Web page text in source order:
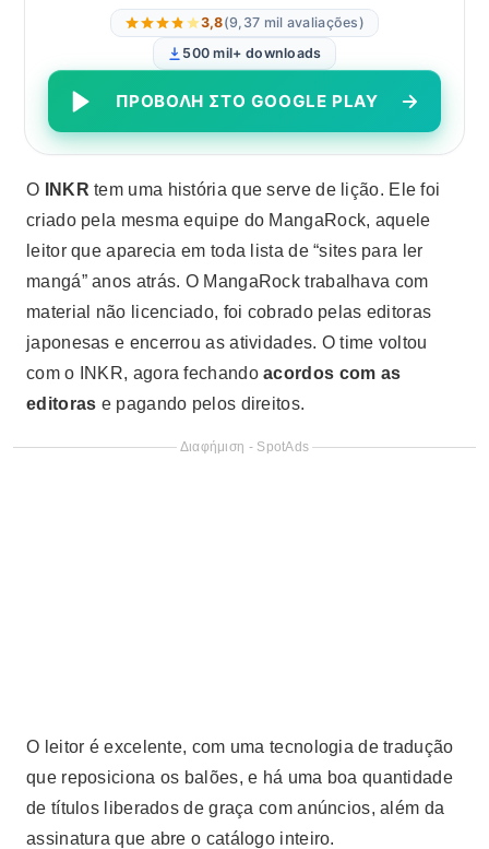
3,8(9,37 mil avaliações)
500 mil+ downloads
ΠΡΟΒΟΛΉ ΣΤΟ GOOGLE PLAY
Ο INKR tem uma história que serve de lição. Ele foi
criado pela mesma equipe do MangaRock, aquele
leitor que aparecia em toda lista de “sites para ler
mangá” anos atrás. O MangaRock trabalhava com
material não licenciado, foi cobrado pelas editoras
japonesas e encerrou as atividades. O time voltou
com o INKR, agora fechandoacordos com as
editoras e pagando pelos direitos.
Διαφήμιση - SpotAds
O leitor é excelente, com uma tecnologia de tradução
que reposiciona os balões, e há uma boa quantidade
de títulos liberados de graça com anúncios, além da
assinatura que abre o catálogo inteiro.